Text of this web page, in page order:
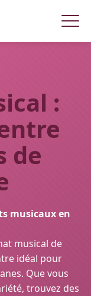
:
de
musicaux en
musical de
idéal pour
Que vous
trouvez des